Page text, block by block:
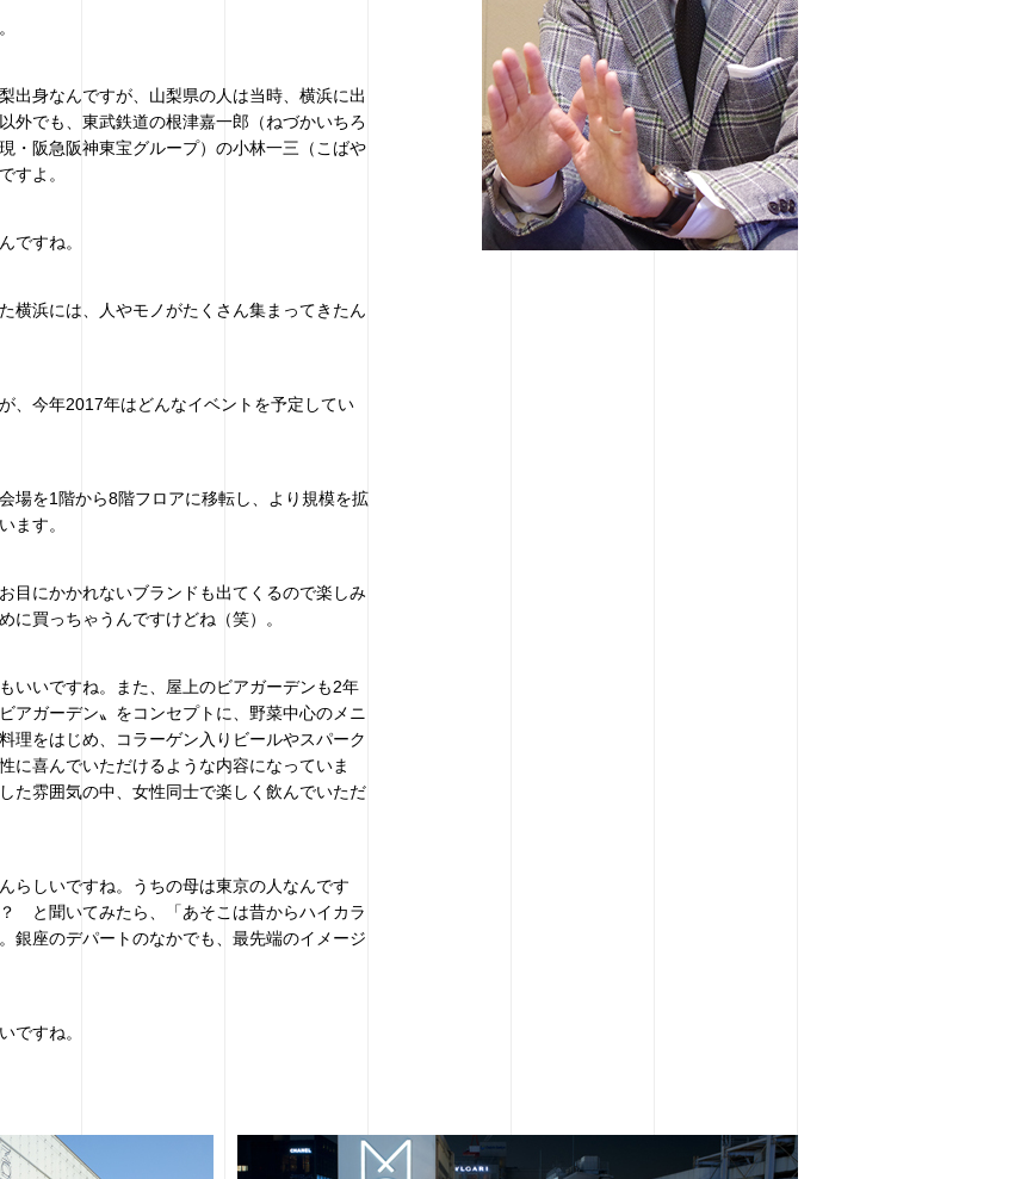
出身なんですが、山梨県の人は当時、横浜に出
外でも、東武鉄道の根津嘉一郎（ねづかいちろ
・阪急阪神東宝グループ）の小林一三（こばや
すよ。
ですね。
横浜には、人やモノがたくさん集まってきたん
、今年2017年はどんなイベントを予定してい
場を1階から8階フロアに移転し、より規模を拡
ます。
目にかかれないブランドも出てくるので楽しみ
に買っちゃうんですけどね（笑）。
いいですね。また、屋上のビアガーデンも2年
アガーデン〟をコンセプトに、野菜中心のメニ
理をはじめ、コラーゲン入りビールやスパーク
に喜んでいただけるような内容になっていま
た雰囲気の中、女性同士で楽しく飲んでいただ
らしいですね。うちの母は東京の人なんです
と聞いてみたら、「あそこは昔からハイカラ
銀座のデパートのなかでも、最先端のイメージ
ですね。